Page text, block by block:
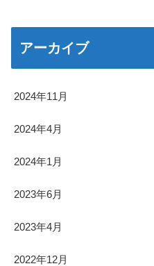
アーカイブ
2024年11月
2024年4月
2024年1月
2023年6月
2023年4月
2022年12月